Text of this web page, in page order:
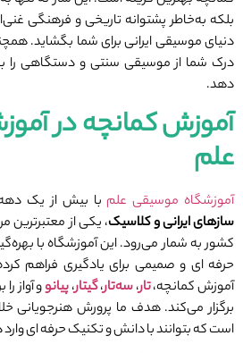
بلکه به‌خاطر پشتوانه تاریخی و فرهنگی
دنیای موسیقی ایرانی برای شما بگشاید.
درک شما از موسیقی سنتی و دستگاهی را
دهد.
آموزش کمانچه در
علم
آموزشگاه موسیقی علم با بیش از یک
سازهای ایرانی و کلاسیک، یکی از
کشور به ‌شمار می‌رود. این آموزشگاه با
حرفه ‌ای و صمیمی برای یادگیری فراهم
آموزش کمانچه،تار،سه‌تار،گیتار،پیانوو آواز
برگزار می‌کند. هدف ما پرورش
است که بتوانند با دانش و تکنیک حرفه ‌ای